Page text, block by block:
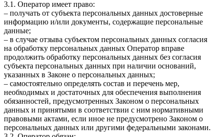
3.1. Оператор имеет право:
– получать от субъекта персональных данных достоверные
информацию и/или документы, содержащие персональные
данные;
– в случае отзыва субъектом персональных данных согласия
на обработку персональных данных Оператор вправе
продолжить обработку персональных данных без согласия
субъекта персональных данных при наличии оснований,
указанных в Законе о персональных данных;
– самостоятельно определять состав и перечень мер,
необходимых и достаточных для обеспечения выполнения
обязанностей, предусмотренных Законом о персональных
данных и принятыми в соответствии с ним нормативными
правовыми актами, если иное не предусмотрено Законом о
персональных данных или другими федеральными законами.